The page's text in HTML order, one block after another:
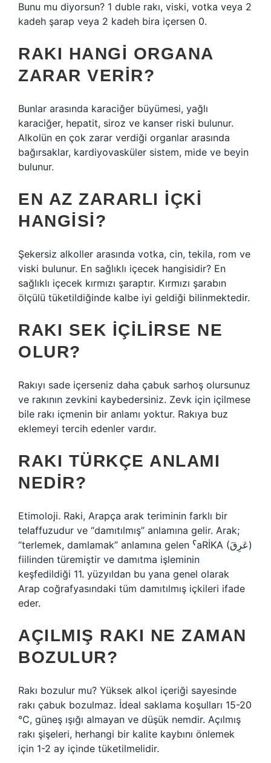
Bunu mu diyorsun? 1 duble rakı, viski, votka veya 2
kadeh şarap veya 2 kadeh bira içersen 0.
RAKI HANGI ORGANA
ZARAR VERIR?
Bunlar arasında karaciğer büyümesi, yağlı
karaciğer, hepatit, siroz ve kanser riski bulunur.
Alkolün en çok zarar verdiği organlar arasında
bağırsaklar, kardiyovasküler sistem, mide ve beyin
bulunur.
EN AZ ZARARLI IÇKI
HANGISI?
Şekersiz alkoller arasında votka, cin, tekila, rom ve
viski bulunur. En sağlıklı içecek hangisidir? En
sağlıklı içecek kırmızı şaraptır. Kırmızı şarabın
ölçülü tüketildiğinde kalbe iyi geldiği bilinmektedir.
RAKI SEK IÇILIRSE NE
OLUR?
Rakıyı sade içerseniz daha çabuk sarhoş olursunuz
ve rakının zevkini kaybedersiniz. Zevk için içilmese
bile rakı içmenin bir anlamı yoktur. Rakıya buz
eklemeyi tercih edenler vardır.
RAKI TÜRKÇE ANLAMI
NEDIR?
Etimoloji. Raki, Arapça arak teriminin farklı bir
telaffuzudur ve “damıtılmış” anlamına gelir. Arak;
“terlemek, damlamak” anlamına gelen ˁaRİKA (عَرِقَ)
fiilinden türemiştir ve damıtma işleminin
keşfedildiği 11. yüzyıldan bu yana genel olarak
Arap coğrafyasındaki tüm damıtılmış içkileri ifade
eder.
AÇILMIŞ RAKI NE ZAMAN
BOZULUR?
Rakı bozulur mu? Yüksek alkol içeriği sayesinde
rakı çabuk bozulmaz. İdeal saklama koşulları 15-20
°C, güneş ışığı almayan ve düşük nemdir. Açılmış
rakı şişeleri, herhangi bir kalite kaybını önlemek
için 1-2 ay içinde tüketilmelidir.